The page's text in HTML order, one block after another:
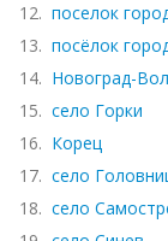
12. поселок
13. посёлок
14. Новоград-
15. село Горки
16. Корец
17. село
18. село